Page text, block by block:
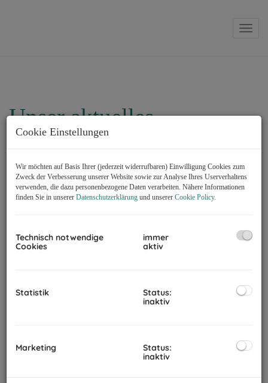
Unser aktuelles
Immobilienangebot
Alle Wohnen Gewerbe
Kauf
Cookie Einstellungen
Wir möchten auf Basis Ihrer (jederzeit widerrufbaren) Einwilligung Cookies zum
Zweck der Verbesserung unserer Website sowie zur Analyse Ihres Userverhaltens
verwenden, die dazu personenbezogene Daten verarbeiten. Nähere Informationen
finden Sie in unserer Datenschutzerklärung und unserer Cookie Policy.
Technisch notwendige
Cookies
immer
aktiv
Statistik
Status:
inaktiv
Marketing
Status:
inaktiv